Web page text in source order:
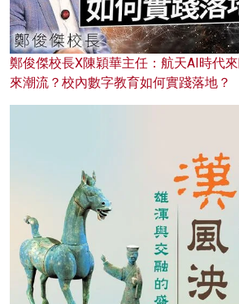
鄭俊傑校長X陳穎華主任：航天AI時代
來潮流？校內數字教育如何實踐落地？